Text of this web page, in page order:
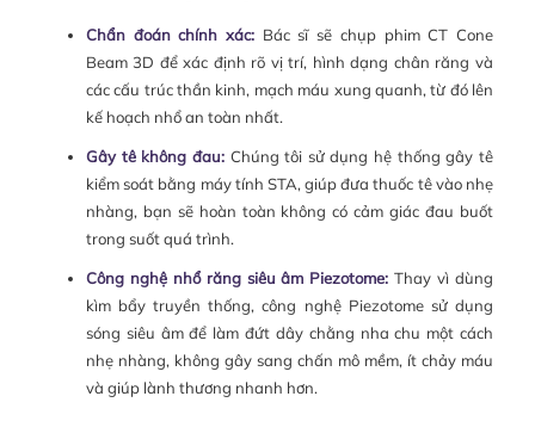
Chẩn đoán chính xác: Bác sĩ sẽ chụp phim CT Cone
Beam 3D để xác định rõ vị trí, hình dạng chân răng và
các cấu trúc thần kinh, mạch máu xung quanh, từ đó lên
kế hoạch nhổ an toàn nhất.
Gây tê không đau:Chúng tôi sử dụng hệ thống gây tê
kiểm soát bằng máy tính STA, giúp đưa thuốc tê vào nhẹ
nhàng, bạn sẽ hoàn toàn không có cảm giác đau buốt
trong suốt quá trình.
Công nghệ nhổ răng siêu âm Piezotome: Thay vì dùng
kìm bẩy truyền thống, công nghệ Piezotome sử dụng
sóng siêu âm để làm đứt dây chằng nha chu một cách
nhẹ nhàng, không gây sang chấn mô mềm, ít chảy máu
và giúp lành thương nhanh hơn.